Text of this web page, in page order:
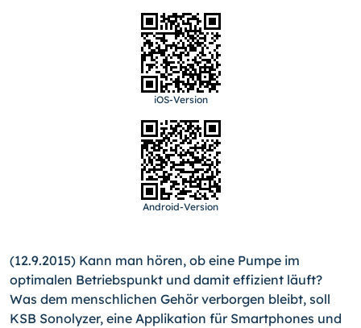
iOS-Version
Android-Version
(12.9.2015) Kann man hören, ob eine Pumpe im
optimalen Betriebspunkt und damit effizient läuft?
Was dem menschli­chen Gehör verborgen bleibt, soll
KSB Sonolyzer, eine Applika­tion für Smartphones und